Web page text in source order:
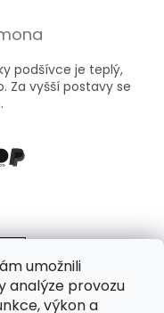
umožnili
analýze provozu
výkon a
5 hvězdiček.
podšívce je teplý,
Za vyšší postavy se